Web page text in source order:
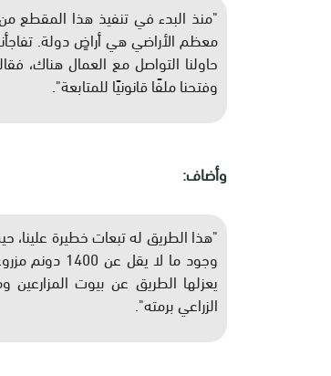
"منذ البدء في تنفيذ هذا المقطع
معظم الأراضي هي أراضٍ دولة.
حاولنا التواصل مع العمال هناك،
وفتحنا ملفًا قانونيًا للمتابعة".
وأضاف:
وجود ما لا
الزراعي برمته".